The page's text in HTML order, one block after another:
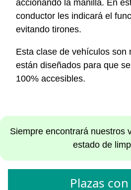
accionando la manilla. En
conductor les indicará el
evitando tirones.
Esta clase de vehículos son
están diseñados para que
100% accesibles.
Siempre encontrará nuestros
estado de
Plazas